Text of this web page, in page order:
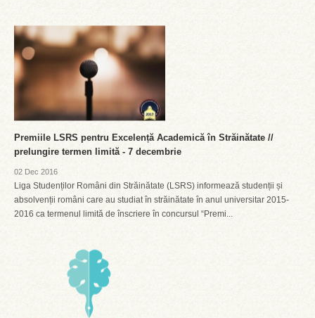
Premiile LSRS pentru Excelență Academică în Străinătate //
prelungire termen limită - 7 decembrie
02 Dec 2016
Liga Studenților Români din Străinătate (LSRS) informează studenții și
absolvenții români care au studiat în străinătate în anul universitar 2015-
2016 ca termenul limită de înscriere în concursul “Premi...